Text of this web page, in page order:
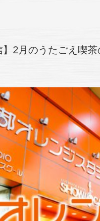
】2月のうたごえ喫